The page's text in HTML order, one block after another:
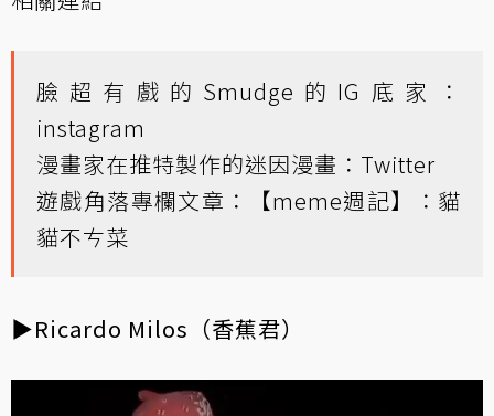
臉超有戲的Smudge的IG底家：
instagram
漫畫家在推特製作的迷因漫畫： Twitter
遊戲角落專欄文章：
【meme週記】：貓
貓不ㄘ菜
▶Ricardo Milos（香蕉君）